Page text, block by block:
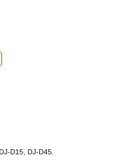
D15, DJ-D45.